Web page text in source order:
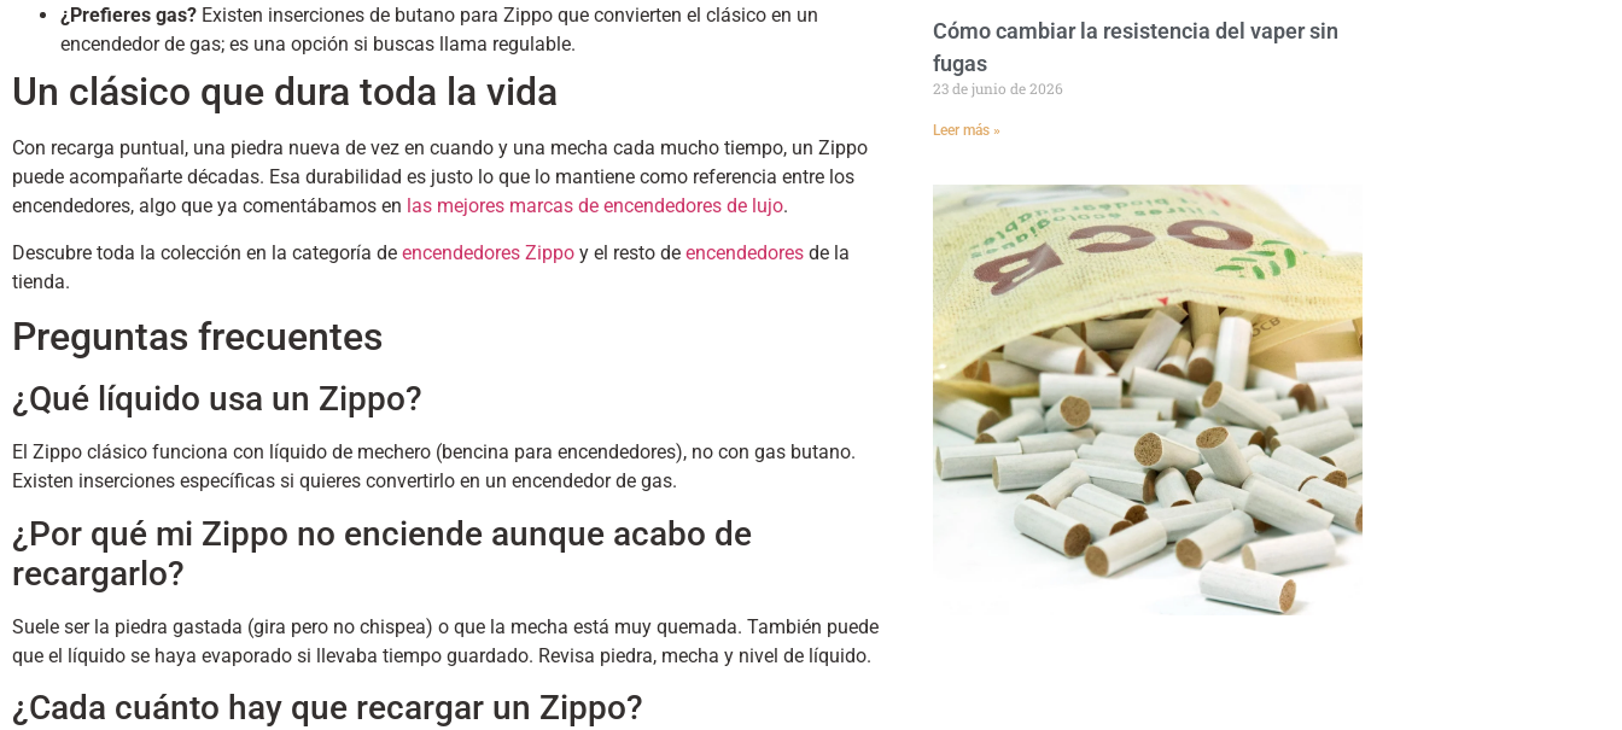
¿Prefieres gas? Existen inserciones de butano para Zippo que convierten el clásico en un
encendedor de gas; es una opción si buscas llama regulable.
Un clásico que dura toda la vida
Con recarga puntual, una piedra nueva de vez en cuando y una mecha cada mucho tiempo, un Zippo
puede acompañarte décadas. Esa durabilidad es justo lo que lo mantiene como referencia entre los
encendedores, algo que ya comentábamos en las mejores marcas de encendedores de lujo.
Descubre toda la colección en la categoría de encendedores Zippo y el resto de encendedores de la
tienda.
Preguntas frecuentes
¿Qué líquido usa un Zippo?
El Zippo clásico funciona con líquido de mechero (bencina para encendedores), no con gas butano.
Existen inserciones específicas si quieres convertirlo en un encendedor de gas.
¿Por qué mi Zippo no enciende aunque acabo de
recargarlo?
Suele ser la piedra gastada (gira pero no chispea) o que la mecha está muy quemada. También puede
que el líquido se haya evaporado si llevaba tiempo guardado. Revisa piedra, mecha y nivel de líquido.
¿Cada cuánto hay que recargar un Zippo?
Cómo cambiar la resistencia del vaper sin
fugas
23 de junio de 2026
Leer más »